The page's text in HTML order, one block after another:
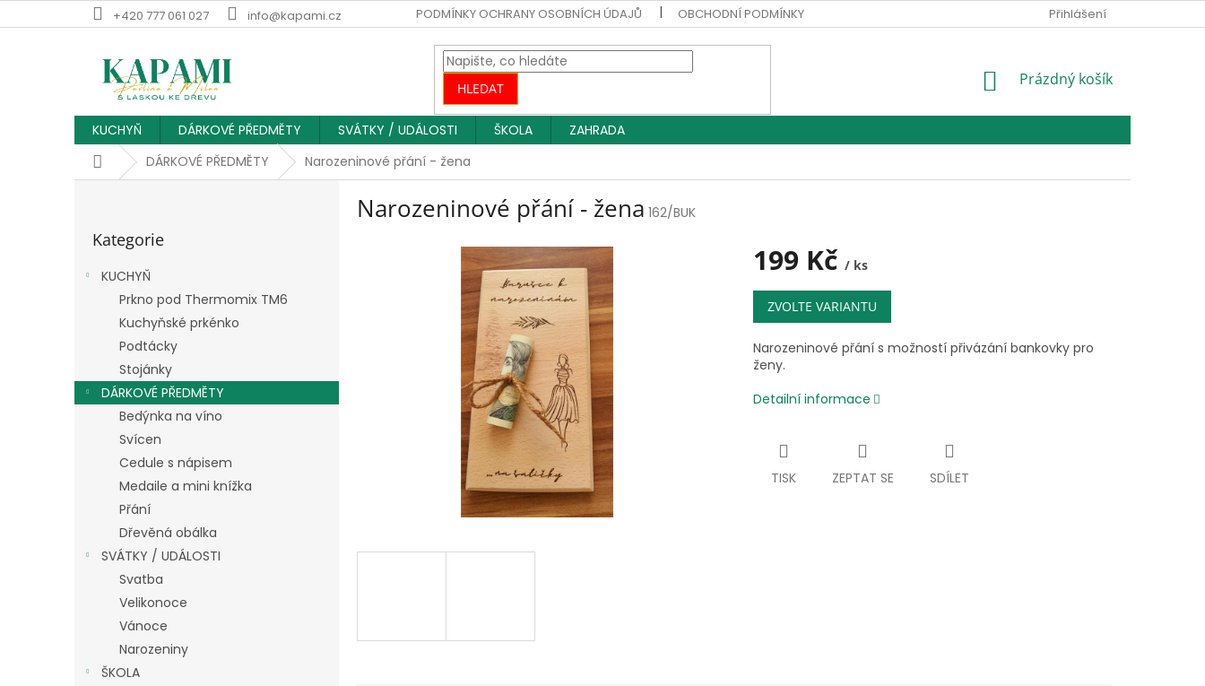
na
+420 777 061 027 info@kapami.cz PODMÍNKY OCHRANY OSOBNÍCH ÚDAJŮ OBCHODNÍ PODMÍNKY KONTAKTY
Přihlášení
HLEDAT
NÁKUPNÍ
Prázdný košík
KUCHYŇ DÁRKOVÉ PŘEDMĚTY SVÁTKY / UDÁLOSTI ŠKOLA
ZAHRADA
DomůDÁRKOVÉ PŘEDMĚTY Narozeninové přání - žena
a
n
kategorie
Kategorie
KUCHYŇ
Prkno pod Thermomix TM6
Kuchyňské prkénko
Podtácky
Stojánky
DÁRKOVÉ PŘEDMĚTY
Bedýnka na víno
Svícen
Cedule s nápisem
Medaile a mini knížka
Přání
Dřevěná obálka
SVÁTKY / UDÁLOSTI
Svatba
Velikonoce
Vánoce
Narozeniny
ŠKOLA
Narozeninové přání - žena 162/BUK
199 Kč / ks
Měrná
cena:
ZVOLTE VARIANTU
Narozeninové přání s možností přivázání bankovky pro
ženy.
Detailní informace
TISK ZEPTAT SE SDÍLET